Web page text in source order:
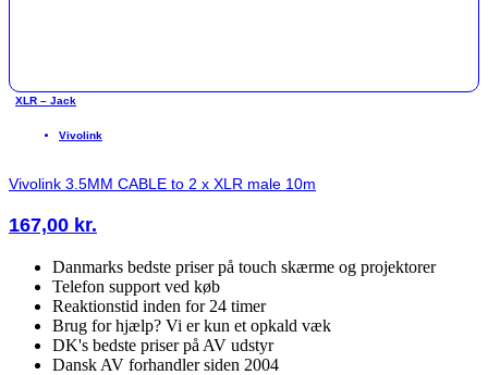
XLR – Jack
Vivolink
Vivolink 3.5MM CABLE to 2 x XLR male 10m
167,00 kr.
Danmarks bedste priser på touch skærme og projektorer
Telefon support ved køb
Reaktionstid inden for 24 timer
Brug for hjælp? Vi er kun et opkald væk
DK's bedste priser på AV udstyr
Dansk AV forhandler siden 2004